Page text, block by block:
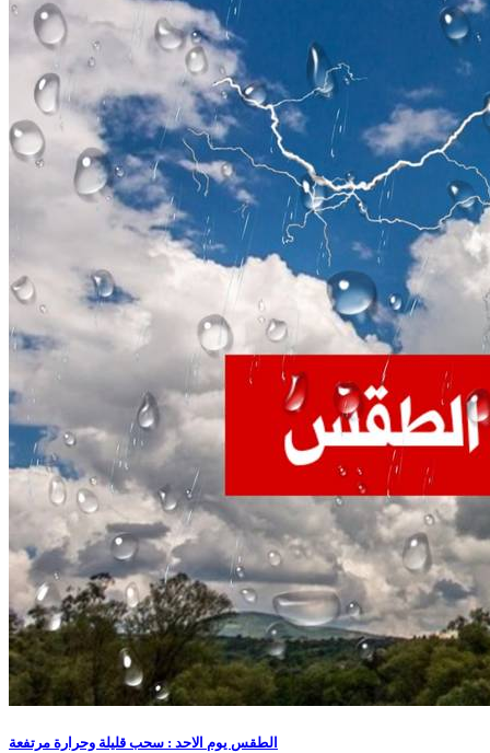
الطقس يوم الاحد : سحب قليلة وحرارة مرتفعة